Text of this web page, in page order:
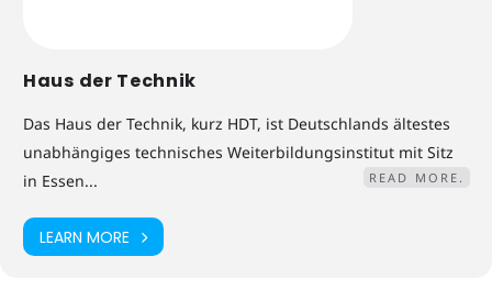
Haus der Technik
Das Haus der Technik, kurz HDT, ist Deutschlands ältestes
unabhängiges technisches Weiterbildungsinstitut mit Sitz
in Essen...
READ MORE.
LEARN MORE